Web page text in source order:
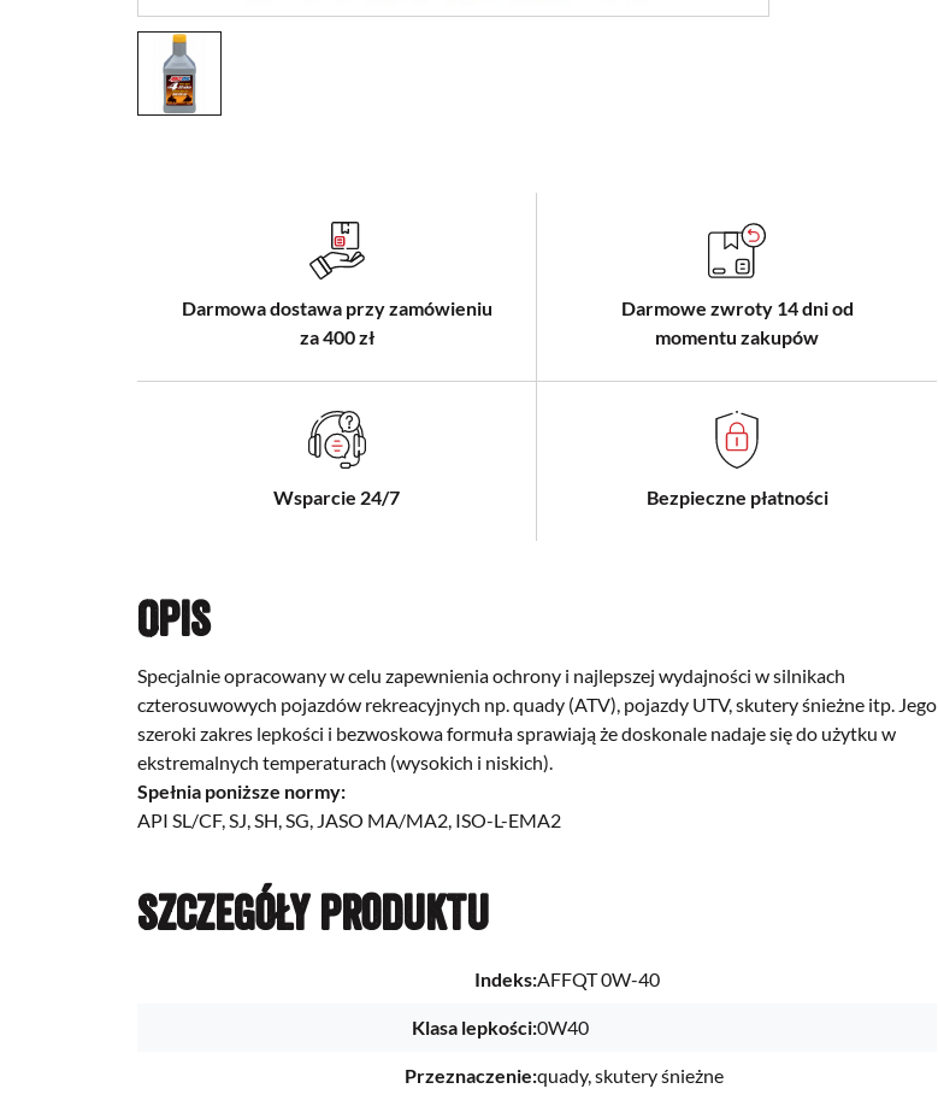
Darmowa dostawa przy zamówieniu
za 400 zł
Darmowe zwroty 14 dni od
momentu zakupów
Wsparcie 24/7 Bezpieczne płatności
Opis
Specjalnie opracowany w celu zapewnienia ochrony i najlepszej wydajności w silnikach
czterosuwowych pojazdów rekreacyjnych np. quady (ATV), pojazdy UTV, skutery śnieżne itp. Jego
szeroki zakres lepkości i bezwoskowa formuła sprawiają że doskonale nadaje się do użytku w
ekstremalnych temperaturach (wysokich i niskich).
Spełnia poniższe normy:
API SL/CF, SJ, SH, SG, JASO MA/MA2, ISO-L-EMA2
Szczegóły produktu
Indeks:AFFQT 0W-40
Klasa lepkości:0W40
Przeznaczenie:quady, skutery śnieżne